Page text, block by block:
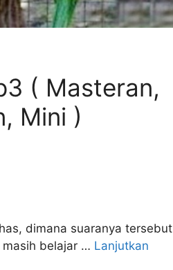
( Masteran,
Mini )
dimana suaranya tersebut
masih belajar … Lanjutkan